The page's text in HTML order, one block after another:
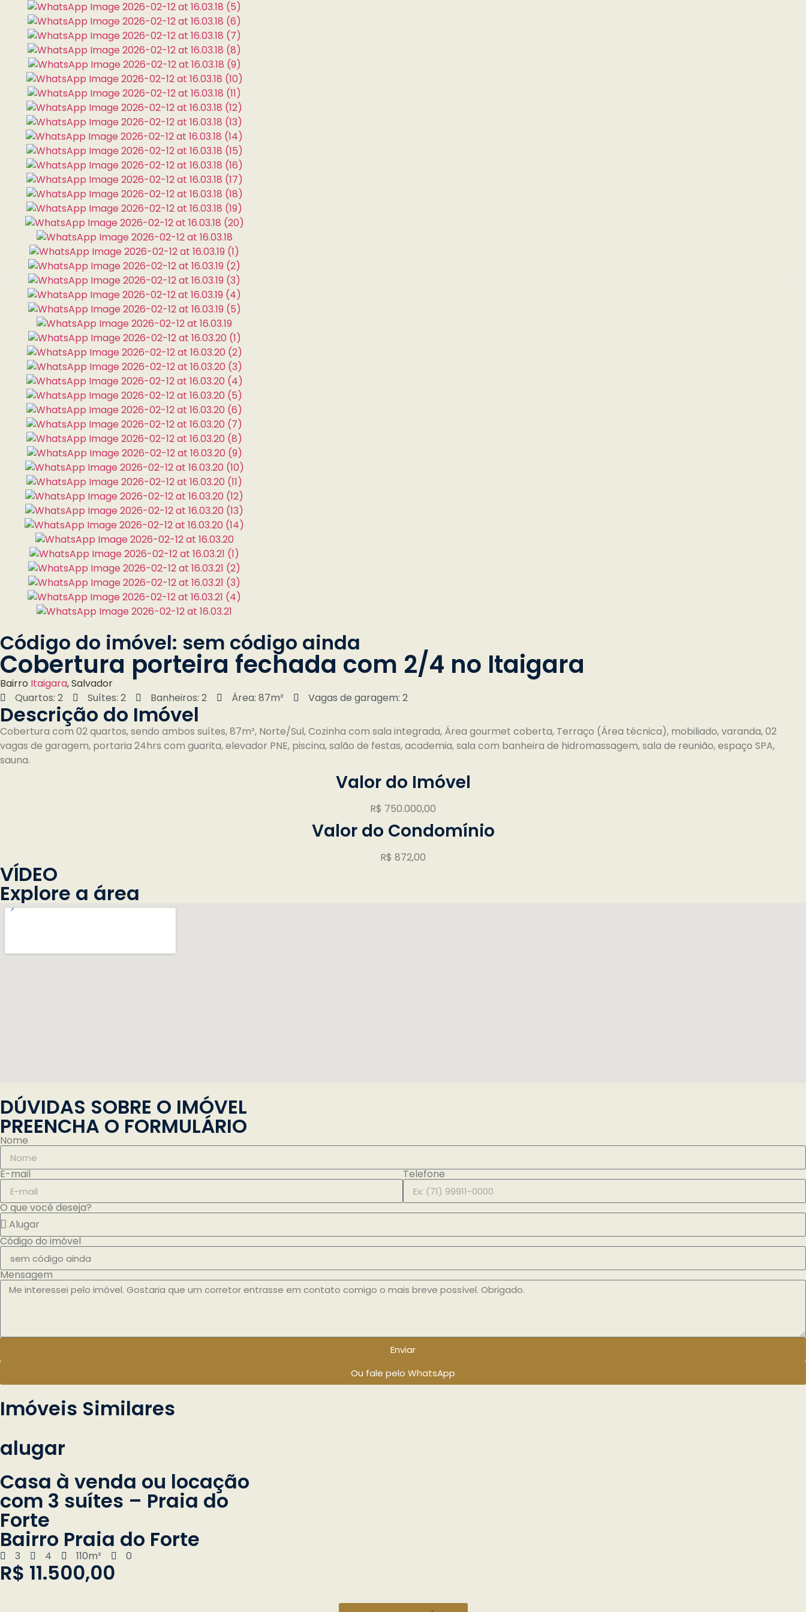
Código do imóvel: sem código ainda
Cobertura porteira fechada com 2/4 no Itaigara
Bairro Itaigara, Salvador
Quartos: 2
Suítes: 2 Banheiros: 2 Área: 87m² Vagas de garagem: 2
Descrição do Imóvel
Cobertura com 02 quartos, sendo ambos suítes, 87m², Norte/Sul, Cozinha com sala integrada, Área gourmet coberta, Terraço (Área técnica), mobiliado, varanda, 02
vagas de garagem, portaria 24hrs com guarita, elevador PNE, piscina, salão de festas, academia, sala com banheira de hidromassagem, sala de reunião, espaço SPA,
sauna.
Valor do Imóvel
R$ 750.000,00
Valor do Condomínio
R$ 872,00
VÍDEO
Explore a área
DÚVIDAS SOBRE O IMÓVEL
PREENCHA O FORMULÁRIO
Nome
E-mail Telefone
O que você deseja?
Código do imóvel
Mensagem
Enviar
Ou fale pelo WhatsApp
Imóveis Similares
alugar
Casa à venda ou locação
com 3 suítes – Praia do
Forte
Bairro Praia do Forte
3 4 110m² 0
R$ 11.500,00